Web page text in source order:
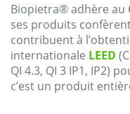
Biopietra®adhère au
ses produits
contribuentà l’
internationale LEED (
QI 4.3, QI 3 IP1, IP2)
c’est un produit